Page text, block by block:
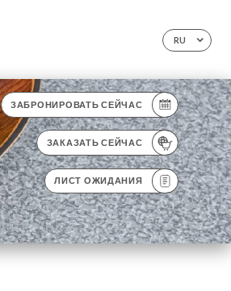
RU
ЗАБРОНИРОВАТЬ СЕЙЧАС
ЗАКАЗАТЬ СЕЙЧАС
ЛИСТ ОЖИДАНИЯ